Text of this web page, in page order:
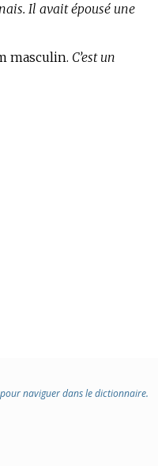
Il avait épousé une
masculin. C’est un
naviguer dans le dictionnaire.